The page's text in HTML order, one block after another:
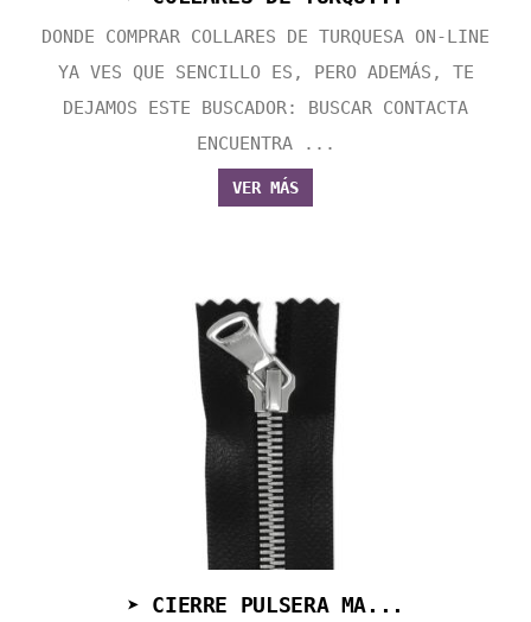
DONDE COMPRAR COLLARES DE TURQUESA ON-LINE
YA VES QUE SENCILLO ES, PERO ADEMÁS, TE
DEJAMOS ESTE BUSCADOR: BUSCAR CONTACTA
ENCUENTRA ...
VER MÁS
➤ CIERRE PULSERA MA...